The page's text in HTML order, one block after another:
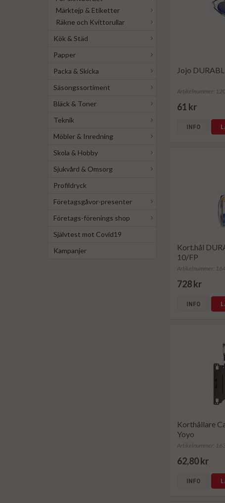
Märktejp & Etiketter
Räkne och Kvittorullar
Kök & Städ
Papper
Packa & Skicka
Säsongssortiment
Bläck & Toner
Teknik
Möbler & Inredning
Skola & Hobby
Sjukvård & Omsorg
Profildryck
Företagsgåvor-presenter
Företags-förenings shop
Självtest mot Covid19
Kampanjer
Jojo
Artikelnummer:
61 kr
INFO
Kort.hål
10/FP
Artikelnummer:
728 kr
INFO
Korthållare
Yoyo
Artikelnummer:
62,80 kr
INFO